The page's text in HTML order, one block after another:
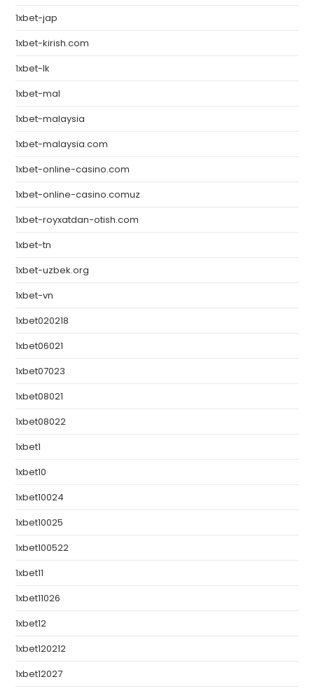
1xbet-jap
1xbet-kirish.com
1xbet-lk
1xbet-mal
1xbet-malaysia
1xbet-malaysia.com
1xbet-online-casino.com
1xbet-online-casino.comuz
1xbet-royxatdan-otish.com
1xbet-tn
1xbet-uzbek.org
1xbet-vn
1xbet020218
1xbet06021
1xbet07023
1xbet08021
1xbet08022
1xbet1
1xbet10
1xbet10024
1xbet10025
1xbet100522
1xbet11
1xbet11026
1xbet12
1xbet120212
1xbet12027